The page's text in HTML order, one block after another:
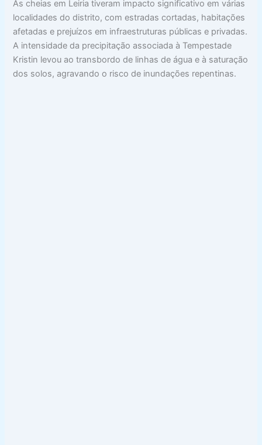
As cheias em Leiria tiveram impacto significativo em várias
localidades do distrito, com estradas cortadas, habitações
afetadas e prejuízos em infraestruturas públicas e privadas.
A intensidade da precipitação associada à Tempestade
Kristin levou ao transbordo de linhas de água e à saturação
dos solos, agravando o risco de inundações repentinas.